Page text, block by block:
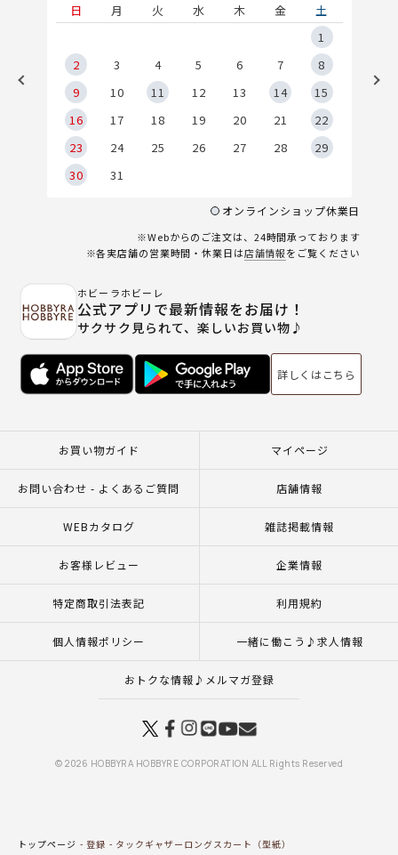
日
月 火 水 木 金
土
1
2
3 4 5 6 7
8
9
10 11 12 13 14
15
16
17 18 19 20 21
22
23
24 25 26 27 28
29
30
31
オンラインショップ休業日
※Webからのご注文は、24時間承っております
※各実店舗の営業時間・休業日は店舗情報をご覧ください
ホビーラホビーレ
公式アプリで最新情報をお届け！
サクサク見られて、楽しいお買い物♪
詳しくはこちら
お買い物ガイド マイページ
お問い合わせ - よくあるご質問 店舗情報
WEBカタログ 雑誌掲載情報
お客様レビュー 企業情報
特定商取引法表記 利用規約
個人情報ポリシー 一緒に働こう♪求人情報
おトクな情報♪メルマガ登録
© 2026 HOBBYRA HOBBYRE CORPORATION ALL Rights Reserved
トップページ 登録 タックギャザーロングスカート（型紙）